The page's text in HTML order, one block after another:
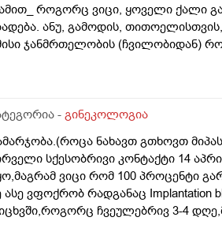
როგორც ვიცი, ყოველი ქალი
ანუ, გამოდის,
ჯანმრთელობის (ჩვილობიდან)
კვერცხუჯრედებისა,
- გინეკოლოგია
ნახავთ გთხოვთ
სქესობრივი კონტაქტი 14
ვიცი რომ 100 პროცენტი
ასე ვფოქრობ რადგანაც Implantation
ჩვეულებრივ 3-4